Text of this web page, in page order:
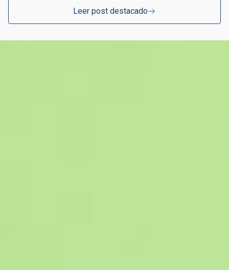
Leer post destacado